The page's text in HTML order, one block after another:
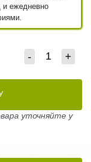
и ежедневно
- +
уточняйте у